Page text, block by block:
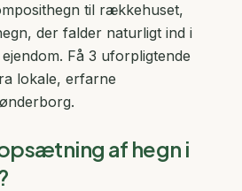
til rækkehuset,
der falder naturligt ind i
Få 3 uforpligtende
lokale, erfarne
af hegn i